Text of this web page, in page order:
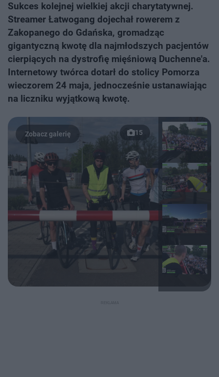
Sukces kolejnej wielkiej akcji charytatywnej.
Streamer Łatwogang dojechał rowerem z
Zakopanego do Gdańska, gromadząc
gigantyczną kwotę dla najmłodszych pacjentów
cierpiących na dystrofię mięśniową Duchenne'a.
Internetowy twórca dotarł do stolicy Pomorza
wieczorem 24 maja, jednocześnie ustanawiając
na liczniku wyjątkową kwotę.
15